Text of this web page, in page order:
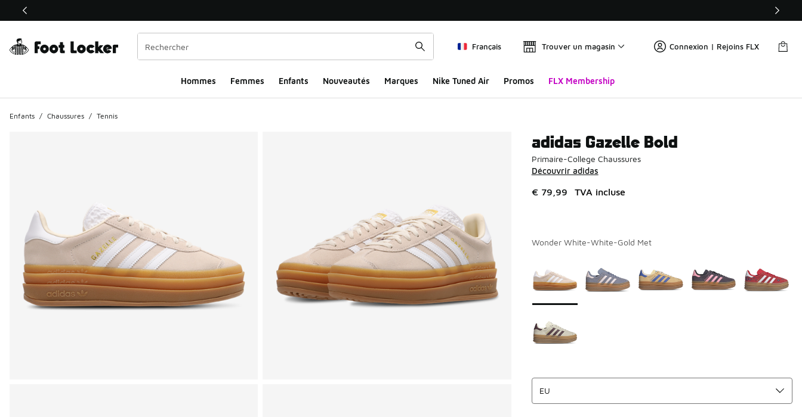
Ce lien ouvrira une nouvelle fenêtre
Français Trouver un magasin Connexion | Rejoins FLX
Hommes​ Femmes Enfants Nouveautés Marques Nike Tuned Air Promos FLX Membership
Enfants / Chaussures / Tennis
adidas Gazelle Bold
Primaire-College Chaussures
Découvrir adidas
€ 79,99 TVA incluse
Wonder White-White-Gold Met